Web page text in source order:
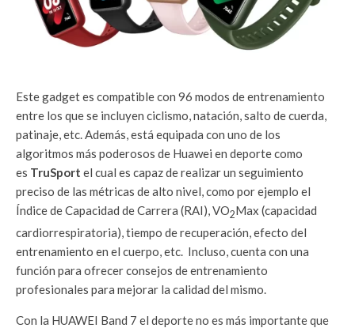
Este gadget es compatible con 96 modos de entrenamiento
entre los que se incluyen ciclismo, natación, salto de cuerda,
patinaje, etc. Además, está equipada con uno de los
algoritmos más poderosos de Huawei en deporte como
es TruSport el cual es capaz de realizar un seguimiento
preciso de las métricas de alto nivel, como por ejemplo el
Índice de Capacidad de Carrera (RAI), VO2Max (capacidad
cardiorrespiratoria), tiempo de recuperación, efecto del
entrenamiento en el cuerpo, etc. Incluso, cuenta con una
función para ofrecer consejos de entrenamiento
profesionales para mejorar la calidad del mismo.
Con la HUAWEI Band 7 el deporte no es más importante que